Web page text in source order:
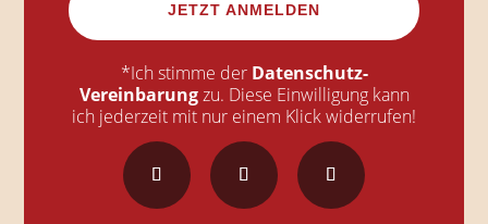
JETZT ANMELDEN
*Ich stimme derDatenschutz-
Vereinbarung zu. Diese Einwilligung kann
ich jederzeit mit nur einem Klick widerrufen!